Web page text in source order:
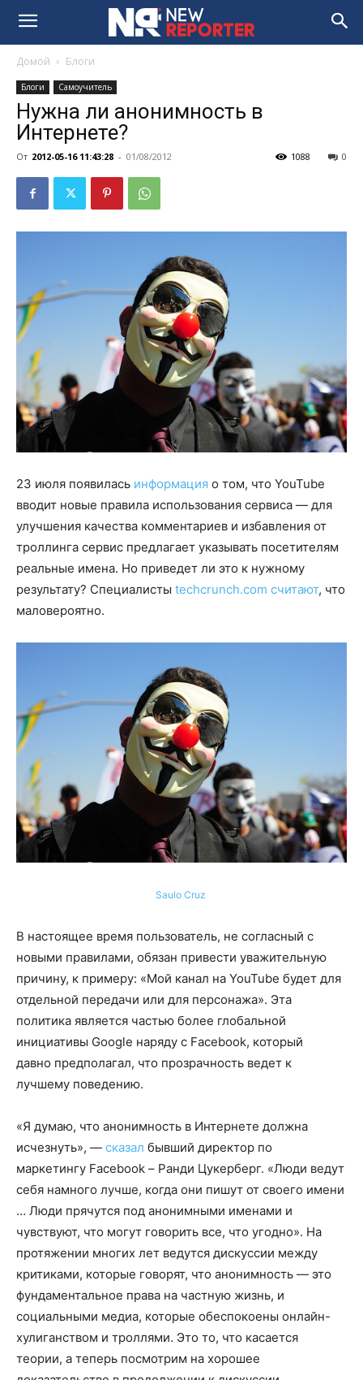
Домой Блоги
Блоги Самоучитель
Нужна ли анонимность в
Интернете?
От 2012-05-16 11:43:28 - 01/08/2012 0
1088
23 июля появилась информация о том, что YouTube
вводит новые правила использования сервиса — для
улучшения качества комментариев и избавления от
троллинга сервис предлагает указывать посетителям
реальные имена. Но приведет ли это к нужному
результату? Специалисты techcrunch.com считают, что
маловероятно.
Saulo Cruz
В настоящее время пользователь, не согласный с
новыми правилами, обязан привести уважительную
причину, к примеру: «Мой канал на YouTube будет для
отдельной передачи или для персонажа». Эта
политика является частью более глобальной
инициативы Google наряду с Facebook, который
давно предполагал, что прозрачность ведет к
лучшему поведению.
«Я думаю, что анонимность в Интернете должна
исчезнуть», — сказал бывший директор по
маркетингу Facebook – Ранди Цукерберг. «Люди ведут
себя намного лучше, когда они пишут от своего имени
… Люди прячутся под анонимными именами и
чувствуют, что могут говорить все, что угодно». На
протяжении многих лет ведутся дискуссии между
критиками, которые говорят, что анонимность — это
фундаментальное права на частную жизнь, и
социальными медиа, которые обеспокоены онлайн-
хулиганством и троллями. Это то, что касается
теории, а теперь посмотрим на хорошее